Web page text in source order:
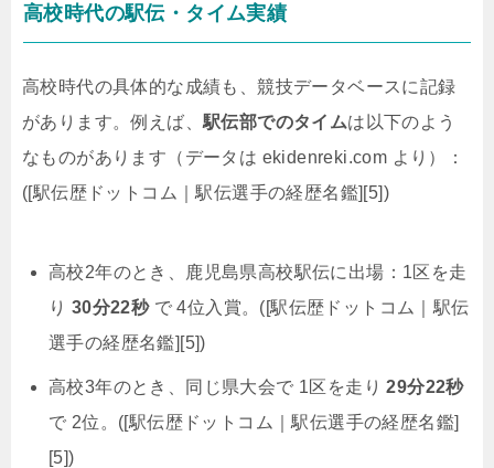
高校時代の駅伝・タイム実績
高校時代の具体的な成績も、競技データベースに記録
があります。例えば、 駅伝部でのタイムは以下のよう
なものがあります（データは ekidenreki.com より）：
([駅伝歴ドットコム｜駅伝選手の経歴名鑑][5])
高校2年のとき、鹿児島県高校駅伝に出場：1区を走
り 30分22秒で 4位入賞。([駅伝歴ドットコム｜駅伝
選手の経歴名鑑][5])
高校3年のとき、同じ県大会で 1区を走り29分22秒
で 2位。([駅伝歴ドットコム｜駅伝選手の経歴名鑑]
[5])